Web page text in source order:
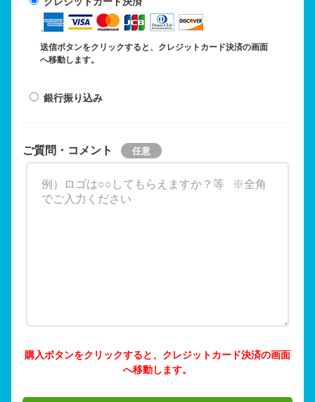
送信ボタンをクリックすると、クレジットカード決済の画面
へ移動します。
銀行振り込み
ご質問・コメント
購入ボタンをクリックすると、クレジットカード決済の画面
へ移動します。